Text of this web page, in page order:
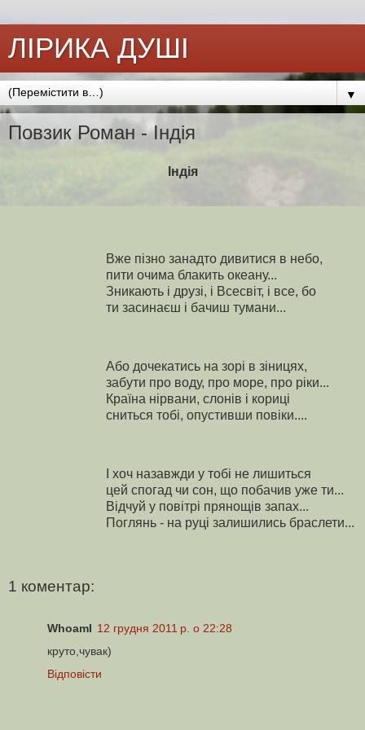
ЛІРИКА ДУШІ
▼
Повзик Роман - Індія
Індія
Вже пізно занадто дивитися в небо,
пити очима блакить океану...
Зникають і друзі, і Всесвіт, і все, бо
ти засинаєш і бачиш тумани...
Або дочекатись на зорі в зіницях,
забути про воду, про море, про ріки...
Країна нірвани, слонів і кориці
сниться тобі, опустивши повіки....
І хоч назавжди у тобі не лишиться
цей спогад чи сон, що побачив уже ти...
Відчуй у повітрі прянощів запах...
Поглянь - на руці залишились браслети...
1 коментар:
WhoamI 12 грудня 2011 р. о 22:28
круто,чувак)
Відповісти